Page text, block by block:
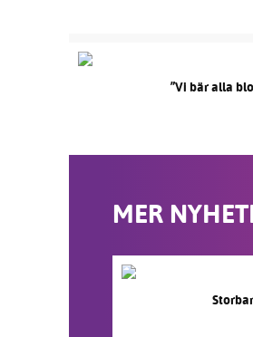
”Vi bär alla
MER